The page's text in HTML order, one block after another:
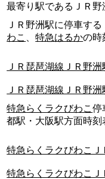
最寄り駅であるＪＲ野
ＪＲ野洲駅に停車す
わこ
、特急はるかの時
ＪＲ琵琶湖線ＪＲ野
ＪＲ琵琶湖線ＪＲ野
特急らくラクびわこ停
都駅・大阪駅方面時刻
特急らくラクびわこ
特急らくラクびわこ